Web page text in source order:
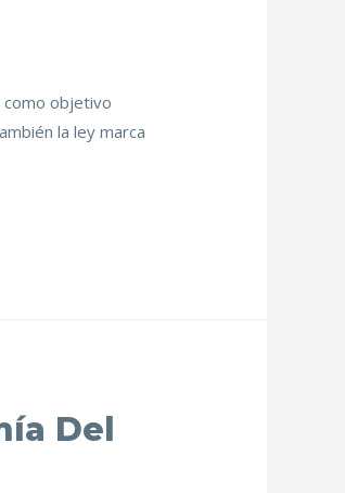
como objetivo
la ley marca
Del